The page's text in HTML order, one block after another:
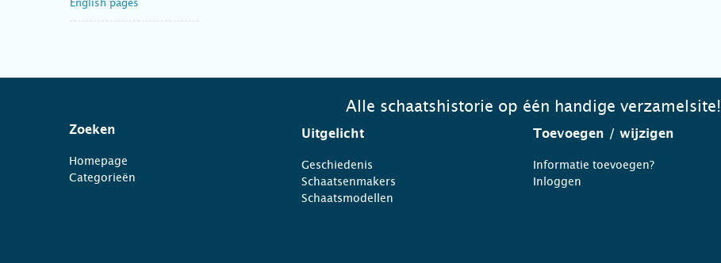
English pages
Alle schaatshistorie op één handige verzamelsite!
Zoeken
Homepage
Categorieën
Uitgelicht
Geschiedenis
Schaatsenmakers
Schaatsmodellen
Toevoegen / wijzigen
Informatie toevoegen?
Inloggen